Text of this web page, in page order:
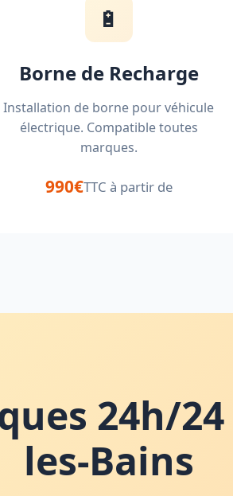
🔋
Borne de Recharge
Installation de borne pour véhicule
électrique. Compatible toutes
marques.
990€TTC à partir de
24h/
les-Bains